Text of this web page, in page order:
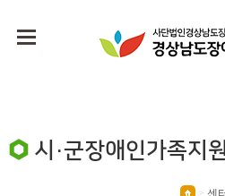
시·군장애인가족지
> 센